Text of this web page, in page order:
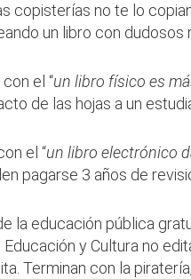
copisterías no te lo
un libro con dudosos
el “un libro físico es
de las hojas a un
el “un libro electrónico
pagarse 3 años de
la educación pública
y Cultura no
Terminan con la